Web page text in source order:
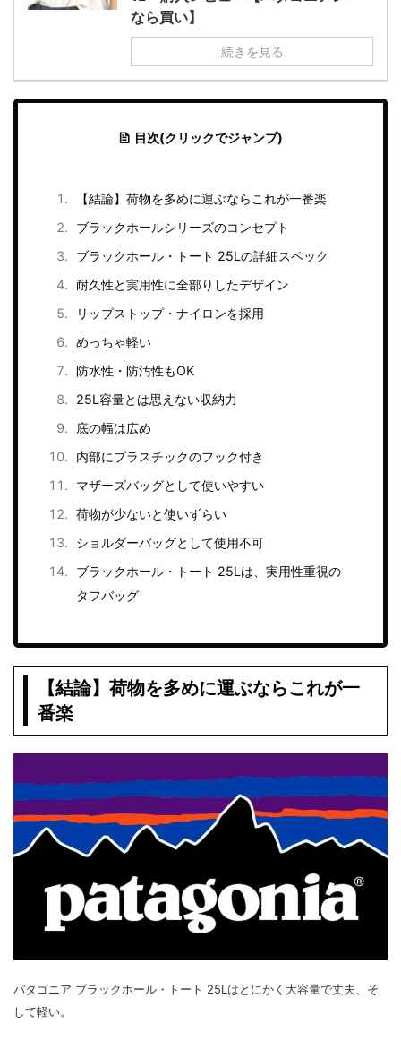
なら買い】
続きを見る
目次(クリックでジャンプ)
【結論】荷物を多めに運ぶならこれが一番楽
ブラックホールシリーズのコンセプト
ブラックホール・トート 25Lの詳細スペック
耐久性と実用性に全部りしたデザイン
リップストップ・ナイロンを採用
めっちゃ軽い
防水性・防汚性もOK
25L容量とは思えない収納力
底の幅は広め
内部にプラスチックのフック付き
マザーズバッグとして使いやすい
荷物が少ないと使いずらい
ショルダーバッグとして使用不可
ブラックホール・トート 25Lは、実用性重視の
タフバッグ
【結論】荷物を多めに運ぶならこれが一
番楽
パタゴニア ブラックホール・トート 25Lはとにかく大容量で丈夫、そ
して軽い。